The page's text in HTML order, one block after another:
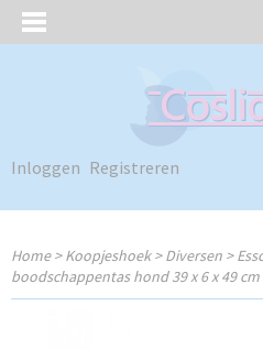
Inloggen Registreren
Home>Koopjeshoek>Diversen >
boodschappentas hond 39 x 6 x 49